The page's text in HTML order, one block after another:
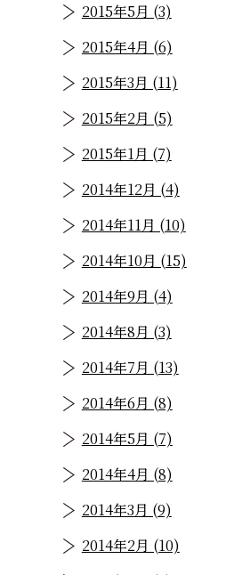
2015年5月 (3)
2015年4月 (6)
2015年3月 (11)
2015年2月 (5)
2015年1月 (7)
2014年12月 (4)
2014年11月 (10)
2014年10月 (15)
2014年9月 (4)
2014年8月 (3)
2014年7月 (13)
2014年6月 (8)
2014年5月 (7)
2014年4月 (8)
2014年3月 (9)
2014年2月 (10)